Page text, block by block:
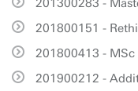
201300283 -
201800151 -
201800413 - MSc
201900212 -